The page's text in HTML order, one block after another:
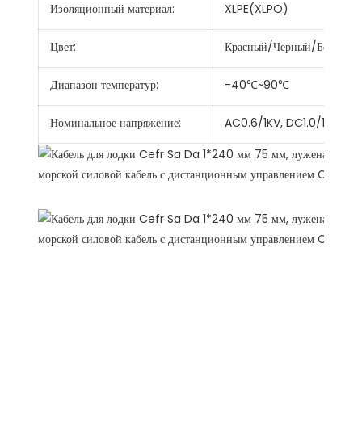
Изоляционный материал: XLPE(XLPO)
Цвет: Красный/Черный/Белый
Диапазон температур: -40℃~90℃
Номинальное напряжение: AC0.6/1KV, DC1.0/1.8KV